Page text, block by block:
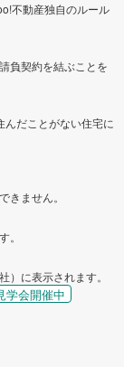
不動産独自のルール
負契約を結ぶことを
だことがない住宅に
きません。
。
に表示されます。
学会開催中